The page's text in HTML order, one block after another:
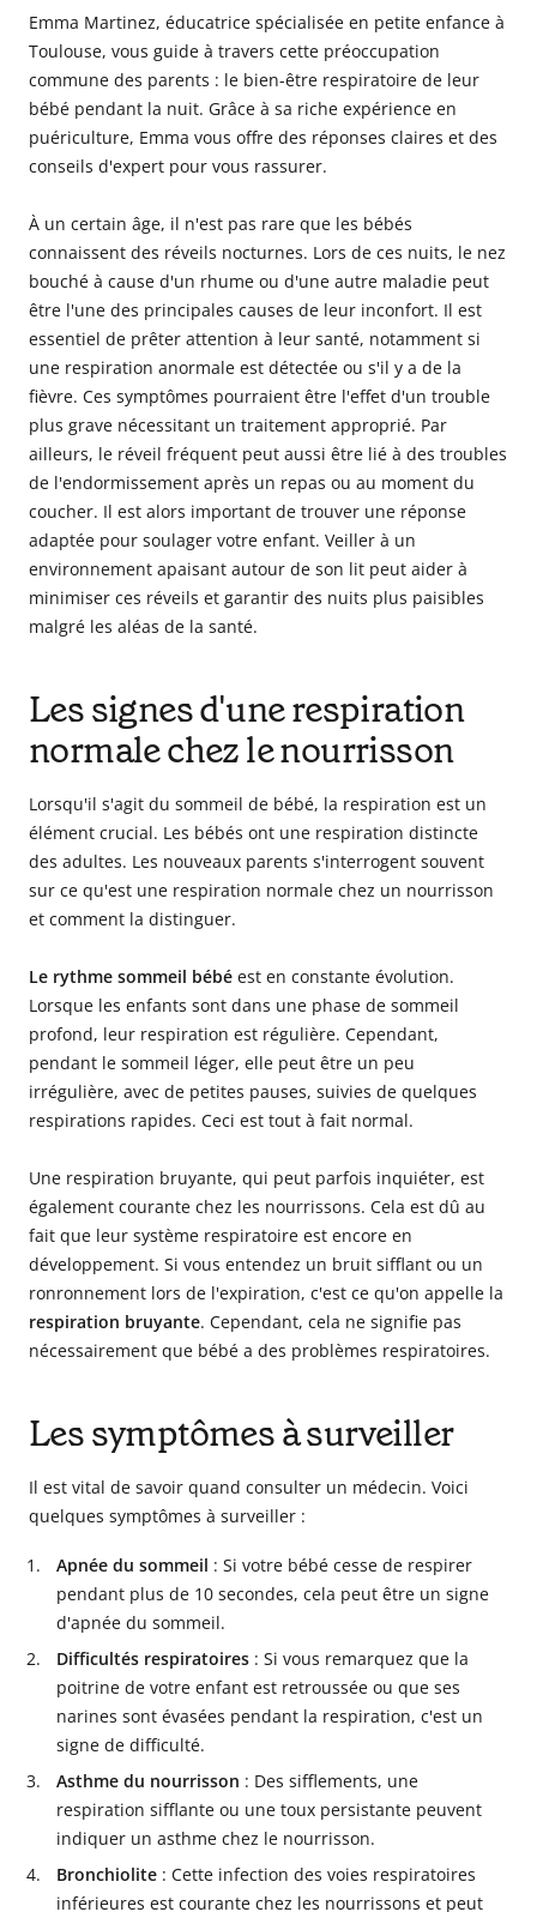
Emma Martinez, éducatrice spécialisée en petite enfance à
Toulouse, vous guide à travers cette préoccupation
commune des parents : le bien-être respiratoire de leur
bébé pendant la nuit. Grâce à sa riche expérience en
puériculture, Emma vous offre des réponses claires et des
conseils d'expert pour vous rassurer.
À un certain âge, il n'est pas rare que les bébés
connaissent des réveils nocturnes. Lors de ces nuits, le nez
bouché à cause d'un rhume ou d'une autre maladie peut
être l'une des principales causes de leur inconfort. Il est
essentiel de prêter attention à leur santé, notamment si
une respiration anormale est détectée ou s'il y a de la
fièvre. Ces symptômes pourraient être l'effet d'un trouble
plus grave nécessitant un traitement approprié. Par
ailleurs, le réveil fréquent peut aussi être lié à des troubles
de l'endormissement après un repas ou au moment du
coucher. Il est alors important de trouver une réponse
adaptée pour soulager votre enfant. Veiller à un
environnement apaisant autour de son lit peut aider à
minimiser ces réveils et garantir des nuits plus paisibles
malgré les aléas de la santé.
Les signes d'une respiration
normale chez le nourrisson
Lorsqu'il s'agit du sommeil de bébé, la respiration est un
élément crucial. Les bébés ont une respiration distincte
des adultes. Les nouveaux parents s'interrogent souvent
sur ce qu'est une respiration normale chez un nourrisson
et comment la distinguer.
Le rythme sommeil bébé est en constante évolution.
Lorsque les enfants sont dans une phase de sommeil
profond, leur respiration est régulière. Cependant,
pendant le sommeil léger, elle peut être un peu
irrégulière, avec de petites pauses, suivies de quelques
respirations rapides. Ceci est tout à fait normal.
Une respiration bruyante, qui peut parfois inquiéter, est
également courante chez les nourrissons. Cela est dû au
fait que leur système respiratoire est encore en
développement. Si vous entendez un bruit sifflant ou un
ronronnement lors de l'expiration, c'est ce qu'on appelle la
respiration bruyante. Cependant, cela ne signifie pas
nécessairement que bébé a des problèmes respiratoires.
Les symptômes à surveiller
Il est vital de savoir quand consulter un médecin. Voici
quelques symptômes à surveiller :
Apnée du sommeil : Si votre bébé cesse de respirer
pendant plus de 10 secondes, cela peut être un signe
d'apnée du sommeil.
Difficultés respiratoires : Si vous remarquez que la
poitrine de votre enfant est retroussée ou que ses
narines sont évasées pendant la respiration, c'est un
signe de difficulté.
Asthme du nourrisson : Des sifflements, une
respiration sifflante ou une toux persistante peuvent
indiquer un asthme chez le nourrisson.
Bronchiolite : Cette infection des voies respiratoires
inférieures est courante chez les nourrissons et peut